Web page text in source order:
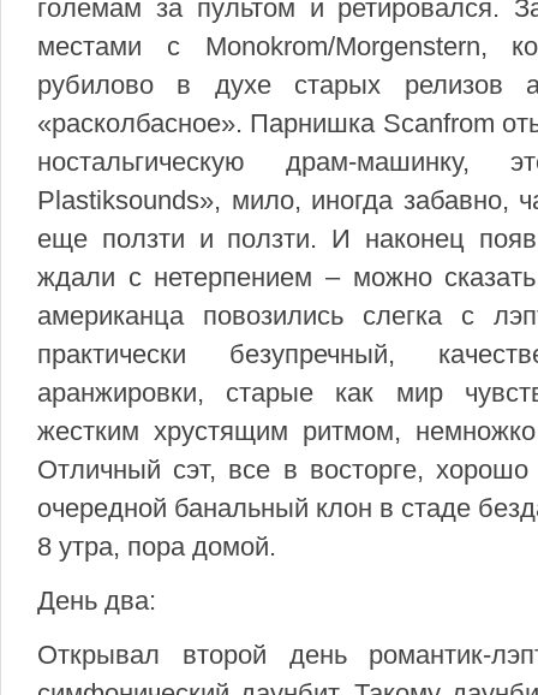
големам за пультом и ретировался.
местами с Monokrom/Morgenstern,
рубилово в духе старых релизов
«расколбасное». Парнишка Scanfrom
ностальгическую драм-машинку,
Plastiksounds», мило, иногда забавно,
еще ползти и ползти. И наконец
ждали с нетерпением – можно
американца повозились слегка с
практически безупречный,
аранжировки, старые как мир
жестким хрустящим ритмом,
Отличный сэт, все в восторге,
очередной банальный клон в стаде
8 утра, пора домой.
День два:
Открывал второй день романтик-